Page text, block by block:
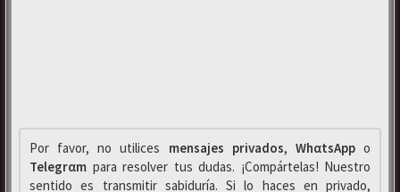
Por favor, no utilices mensajes privados, WhαtsAppo
Telegrαm para resolver tus dudas. ¡Compártelas! Nuestro
sentido es transmitir sabiduría. Si lo haces en privado,